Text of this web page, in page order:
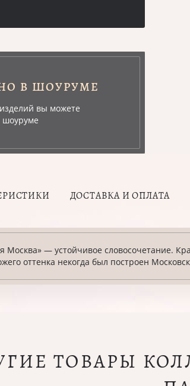
В ШОУРУМЕ
вы можете
шоуруме
ДОСТАВКА И ОПЛАТА
Москва» — устойчивое словосочетание.
оттенка некогда был построен
ТОВАРЫ